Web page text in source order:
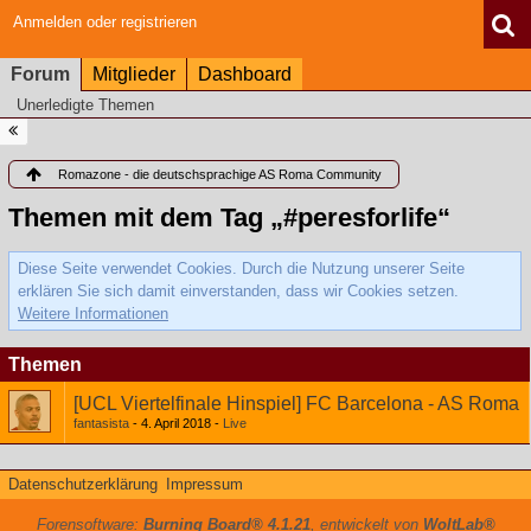
Anmelden oder registrieren
Forum Mitglieder Dashboard
Unerledigte Themen
Romazone - die deutschsprachige AS Roma Community
Themen mit dem Tag „#peresforlife“
Diese Seite verwendet Cookies. Durch die Nutzung unserer Seite
erklären Sie sich damit einverstanden, dass wir Cookies setzen.
Weitere Informationen
Themen
[UCL Viertelfinale Hinspiel] FC Barcelona - AS Roma
fantasista 4. April 2018 Live
Datenschutzerklärung Impressum
Forensoftware: Burning Board® 4.1.21, entwickelt von WoltLab®